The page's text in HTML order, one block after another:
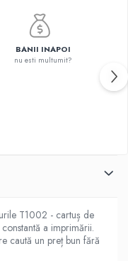
BANII INAPOI
nu esti multumit?
T1002 - cartuș de
a imprimării.
caută un preț bun fără